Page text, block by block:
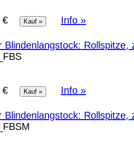
€ Info »
Blindenlangstock:
€ Info »
Blindenlangstock: